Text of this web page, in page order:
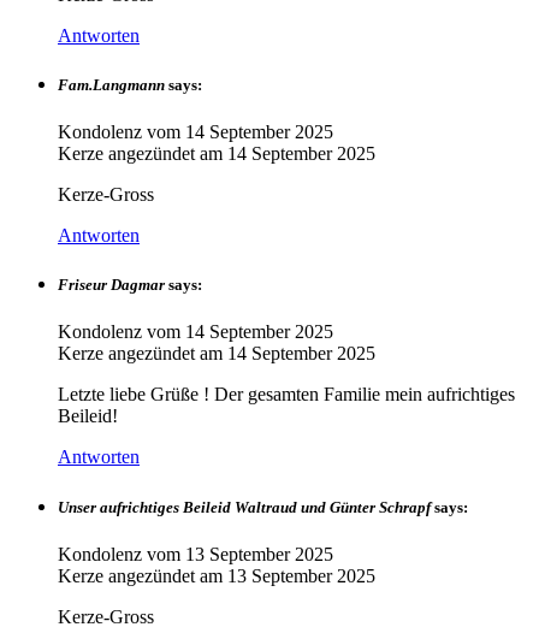
Antworten
Fam.Langmann says:
Kondolenz vom 14 September 2025
Kerze angezündet am 14 September 2025
Kerze-Gross
Antworten
Friseur Dagmar says:
Kondolenz vom 14 September 2025
Kerze angezündet am 14 September 2025
Letzte liebe Grüße ! Der gesamten Familie mein aufrichtiges
Beileid!
Antworten
Unser aufrichtiges Beileid Waltraud und Günter Schrapf says:
Kondolenz vom 13 September 2025
Kerze angezündet am 13 September 2025
Kerze-Gross